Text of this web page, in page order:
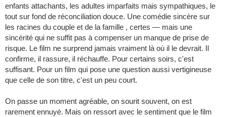
enfants attachants, les adultes imparfaits mais sympathiques, le
tout sur fond de réconciliation douce. Une comédie sincère sur
les racines du couple et de la famille , certes — mais une
sincérité qui ne suffit pas à compenser un manque de prise de
risque. Le film ne surprend jamais vraiment là où il le devrait. Il
confirme, il rassure, il réchauffe. Pour certains soirs, c'est
suffisant. Pour un film qui pose une question aussi vertigineuse
que celle de son titre, c'est un peu court.
On passe un moment agréable, on sourit souvent, on est
rarement ennuyé. Mais on ressort avec le sentiment que le film